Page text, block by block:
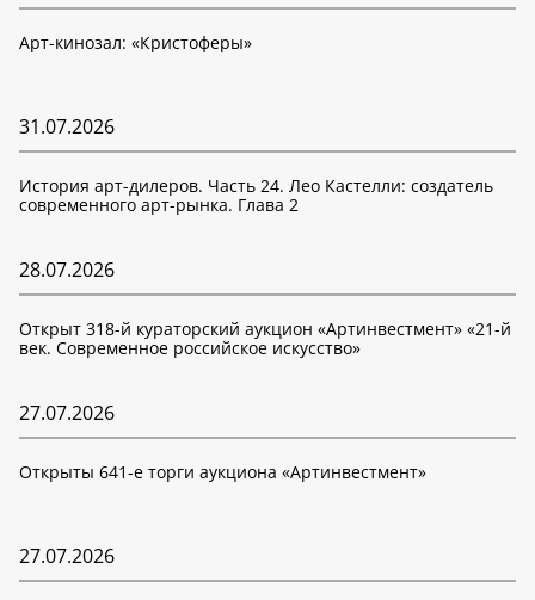
Арт-кинозал: «Кристоферы»
31.07.2026
История арт-дилеров. Часть 24. Лео Кастелли: создатель
современного арт-рынка. Глава 2
28.07.2026
Открыт 318-й кураторский аукцион «Артинвестмент» «21-й
век. Современное российское искусство»
27.07.2026
Открыты 641-е торги аукциона «Артинвестмент»
27.07.2026